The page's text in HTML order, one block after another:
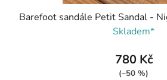
Barefoot sandále Petit Sandal -
Skladem*
780 Kč
(–50 %)